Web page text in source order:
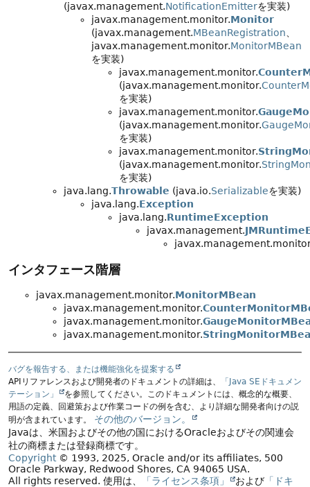
(javax.management.NotificationEmitterを実装)
javax.management.monitor.Monitor
(javax.management.MBeanRegistration
javax.management.monitor.MonitorMBean
を実装)
javax.management.monitor.
(javax.management.monitor.
を実装)
javax.management.monitor.
(javax.management.monitor.
を実装)
javax.management.monitor.
(javax.management.monitor.
を実装)
java.lang.Throwable (java.io.Serializableを実装)
java.lang.Exception
java.lang.RuntimeException
javax.management.
インタフェース階層
javax.management.monitor.MonitorMBean
javax.management.monitor.
javax.management.monitor.
javax.management.monitor.
バグを報告する、または機能強化を提案する
APIリファレンスおよび開発者のドキュメントの詳細は、
「Java SEドキュメン
テーション」
を参照してください。このドキュメントには、概念的な概要、
用語の定義、回避策および作業コードの例を含む、より詳細な開発者向けの説
明が含まれています。
その他のバージョン。
Javaは、米国およびその他の国におけるOracleおよびその関連会
社の商標または登録商標です。
Copyright© 1993, 2025, Oracle and/or its affiliates, 500
Oracle Parkway, Redwood Shores, CA 94065 USA.
All rights reserved. 使用は、 「ライセンス条項」 および 「ドキ